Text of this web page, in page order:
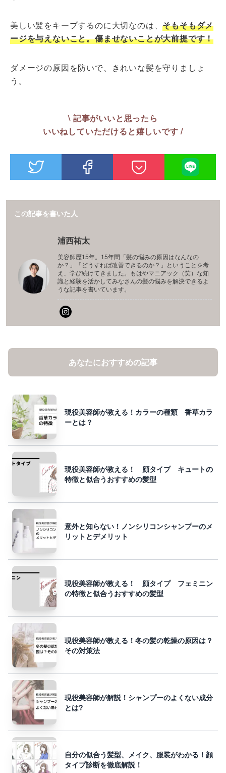
美しい髪をキープするのに大切なのは、そもそもダメ
ージを与えないこと。傷ませないことが大前提です！
ダメージの原因を防いで、きれいな髪を守りましょ
う。
\ 記事がいいと思ったら
いいねしていただけると嬉しいです /
この記事を書いた人
浦西祐太
美容師歴15年。15年間「髪の悩みの原因はなんなの
か？」「どうすれば改善できるのか？」ということを考
え、学び続けてきました。もはやマニアック（笑）な知
識と経験を活かしてみなさんの髪の悩みを解決できるよ
うな記事を書いています。
あなたにおすすめの記事
現役美容師が教える！カラーの種類 香草カラ
ーとは？
現役美容師が教える！ 顔タイプ キュートの
特徴と似合うおすすめの髪型
意外と知らない！ノンシリコンシャンプーのメ
リットとデメリット
現役美容師が教える！ 顔タイプ フェミニン
の特徴と似合うおすすめの髪型
現役美容師が教える！冬の髪の乾燥の原因は？
その対策法
現役美容師が解説！シャンプーのよくない成分
とは?
自分の似合う髪型、メイク、服装がわかる！顔
タイプ診断を徹底解説！